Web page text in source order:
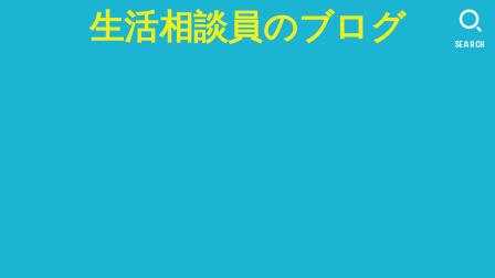
生活相談員のブログ SEARCH